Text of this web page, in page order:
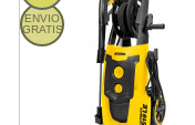
ENVIO
GRATIS